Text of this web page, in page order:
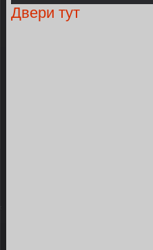
Двери тут